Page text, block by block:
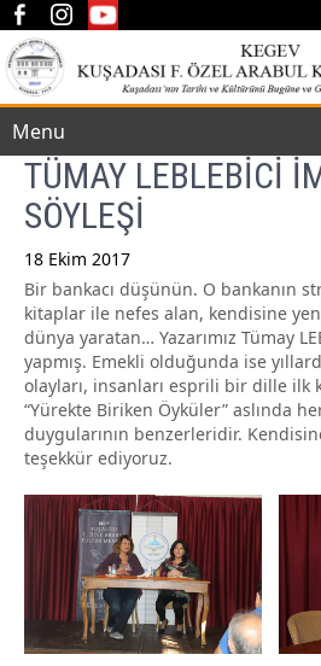
Menu
TÜMAY LEBLEBİCİ
SÖYLEŞİ
18 Ekim 2017
Bir bankacı düşünün. O bankanın
kitaplar ile nefes alan, kendisine
dünya yaratan… Yazarımız Tümay
yapmış. Emekli olduğunda ise
olayları, insanları esprili bir dille ilk
“Yürekte Biriken Öyküler” aslında
duygularının benzerleridir.
teşekkür ediyoruz.
Post
navigation